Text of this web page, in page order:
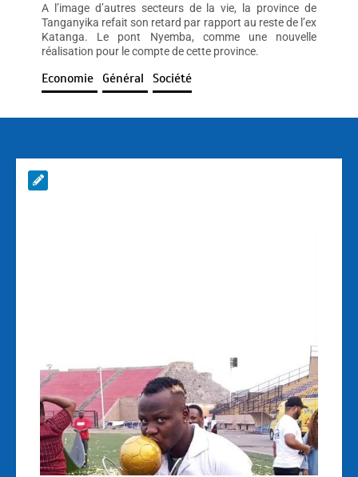
A l’image d’autres secteurs de la vie, la province de
Tanganyika refait son retard par rapport au reste de l’ex
Katanga. Le pont Nyemba, comme une nouvelle
réalisation pour le compte de cette province.
Economie Général Société